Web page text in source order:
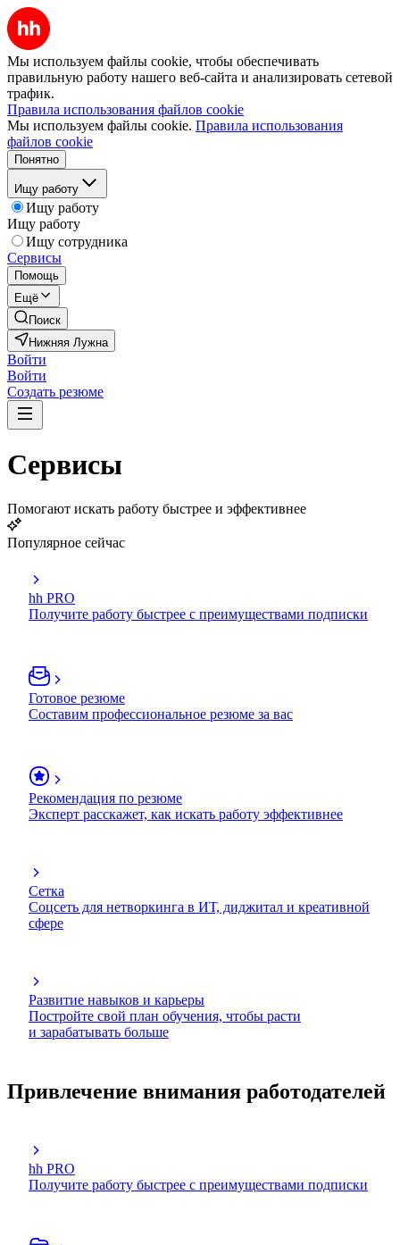
Мы используем файлы cookie, чтобы обеспечивать
правильную работу нашего веб-сайта и анализировать сетевой
трафик.
Правила использования файлов cookie
Мы используем файлы cookie. Правила использования
файлов cookie
Понятно
Ищу работу
Ищу работу
Ищу работу
Ищу сотрудника
Сервисы
Помощь
Ещё
Поиск
Нижняя Лужна
Войти
Войти
Создать резюме
Сервисы
Помогают искать работу быстрее и эффективнее
Популярное сейчас
hh PRO
Получите работу быстрее с преимуществами подписки
Готовое резюме
Составим профессиональное резюме за вас
Рекомендация по резюме
Эксперт расскажет, как искать работу эффективнее
Сетка
Соцсеть для нетворкинга в ИТ, диджитал и креативной
сфере
Развитие навыков и карьеры
Постройте свой план обучения, чтобы расти
и зарабатывать больше
Привлечение внимания работодателей
hh PRO
Получите работу быстрее с преимуществами подписки